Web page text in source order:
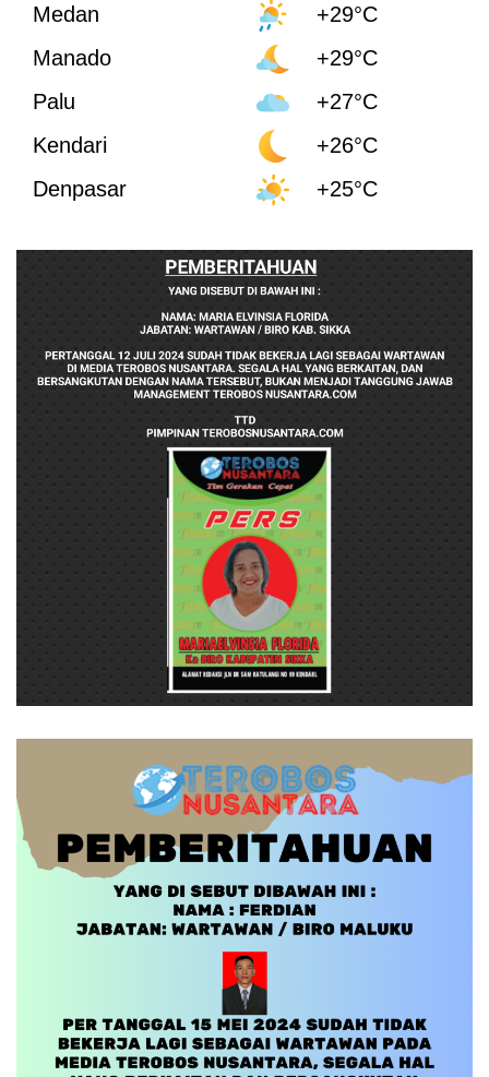
Medan
+29°C
Manado
+29°C
Palu
+27°C
Kendari
+26°C
Denpasar
+25°C